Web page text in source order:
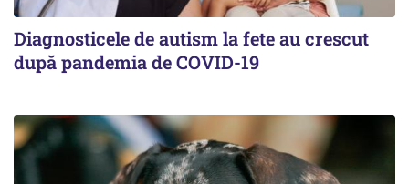
Diagnosticele de autism la fete au crescut
după pandemia de COVID-19